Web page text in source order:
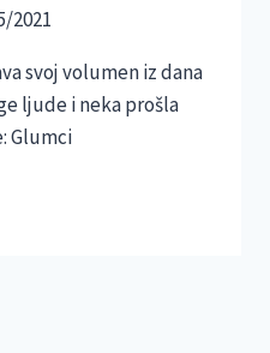
2021
svoj volumen iz dana
ljude i neka prošla
Glumci